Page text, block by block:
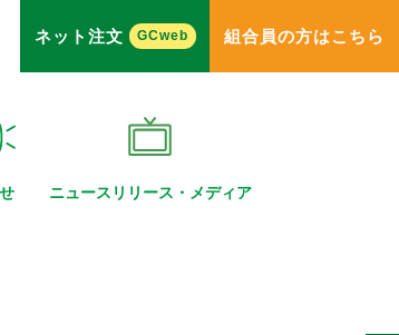
ニュースリリース・ メディア
ネット注文 GCweb 組合員の方はこちら